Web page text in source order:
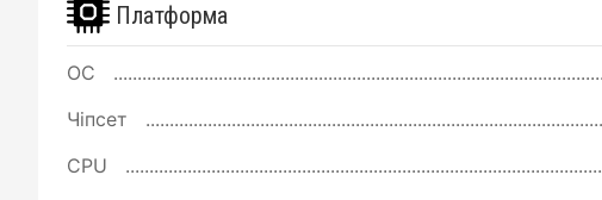
Платформа
ОС
Чіпсет
CPU